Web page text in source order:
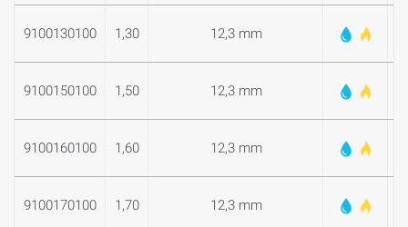
9100130100 1,30 12,3 mm
9100150100 1,50 12,3 mm
9100160100 1,60 12,3 mm
9100170100 1,70 12,3 mm